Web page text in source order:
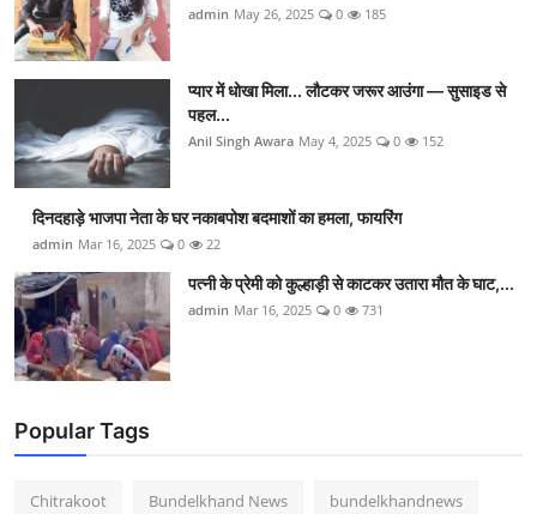
admin May 26, 2025 0 185
प्यार में धोखा मिला... लौटकर जरूर आउंगा — सुसाइड से
पहल...
Anil Singh Awara May 4, 2025 0 152
दिनदहाड़े भाजपा नेता के घर नकाबपोश बदमाशों का हमला, फायरिंग
admin Mar 16, 2025 0 22
पत्नी के प्रेमी को कुल्हाड़ी से काटकर उतारा मौत के घाट,...
admin Mar 16, 2025 0 731
Popular Tags
Chitrakoot Bundelkhand News bundelkhandnews